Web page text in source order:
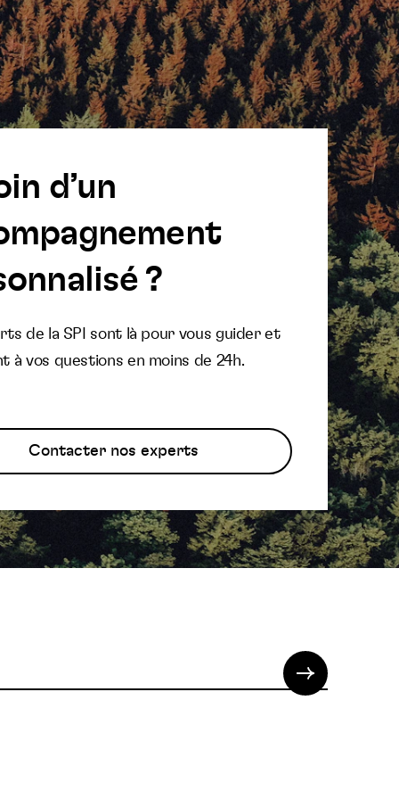
d’un
?
de la SPI sont là pour vous guider et
à vos questions en moins de 24h.
Contacter nos experts